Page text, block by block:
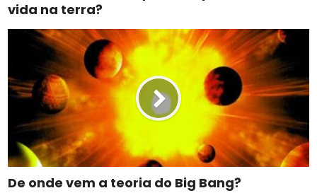
vida na terra?
De onde vem a teoria do Big Bang?